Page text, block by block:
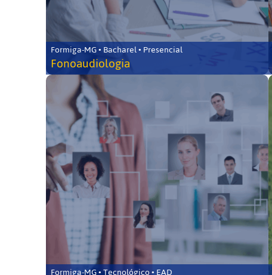
Formiga-MG • Bacharel • Presencial
Fonoaudiologia